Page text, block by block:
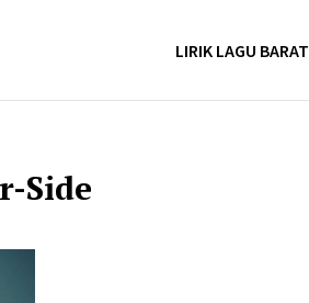
LIRIK LAGU BARAT
Side